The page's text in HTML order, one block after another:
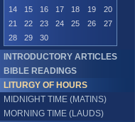
14
15 16 17 18 19
20
21
22 23 24 25 26
27
28
29 30
INTRODUCTORY ARTICLES
BIBLE READINGS
LITURGY OF HOURS
MIDNIGHT TIME (MATINS)
MORNING TIME (LAUDS)